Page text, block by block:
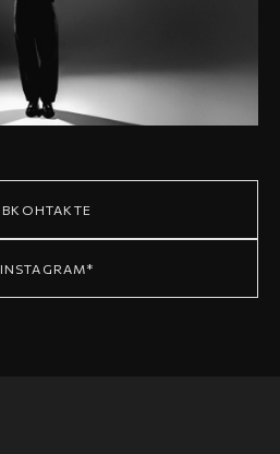
ВКОНТАКТЕ
INSTAGRAM*